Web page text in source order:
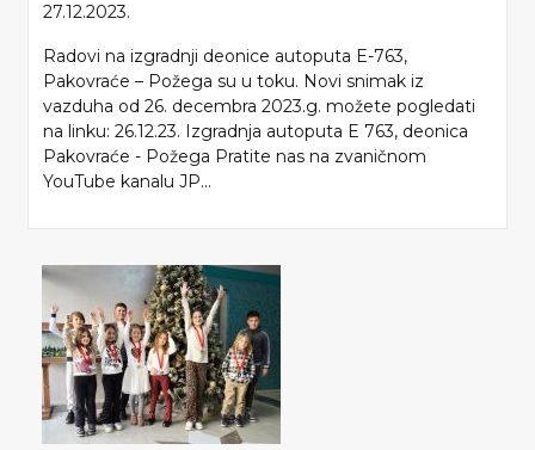
27.12.2023.
Radovi na izgradnji deonice autoputa E-763,
Pakovraće – Požega su u toku. Novi snimak iz
vazduha od 26. decembra 2023.g. možete pogledati
na linku: 26.12.23. Izgradnja autoputa E 763, deonica
Pakovraće - Požega Pratite nas na zvaničnom
YouTube kanalu JP...